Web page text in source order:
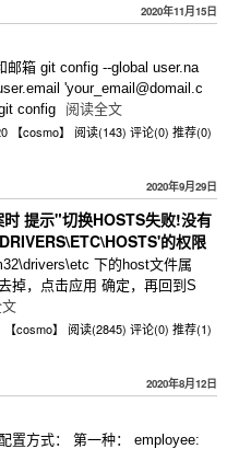
2020年11月15日
箱 git config --global user.na
'your_email@domail.c
config
阅读全文
【cosmo】 阅读(143) 评论(0) 推荐(0)
2020年9月29日
提示"切换HOSTS失败!没有
的权限
下的host文件属
掉，点击应用 确定，再回到S
cosmo】 阅读(2845) 评论(0) 推荐(1)
2020年8月12日
置方式： 第一种： employee: